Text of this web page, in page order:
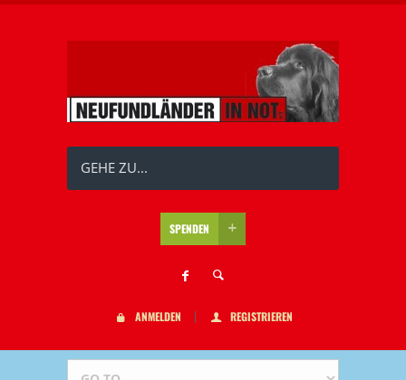
GEHE ZU...
SPENDEN
ANMELDEN REGISTRIEREN